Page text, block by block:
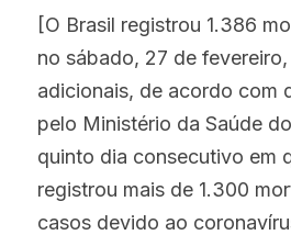
[O Brasil registrou 1.386
no sábado, 27 de
adicionais, de acordo com
pelo Ministério da Saúde
quinto dia consecutivo em
registrou mais de 1.300
casos devido ao